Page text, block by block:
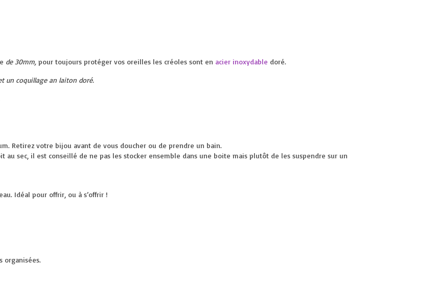
de 30mm, pour toujours protéger vos oreilles les créoles sont en acier inoxydable doré.
un coquillage an laiton doré.
Retirez votre bijou avant de vous doucher ou de prendre un bain.
au sec, il est conseillé de ne pas les stocker ensemble dans une boite mais plutôt de les suspendre sur un
Idéal pour offrir, ou à s’offrir !
organisées.